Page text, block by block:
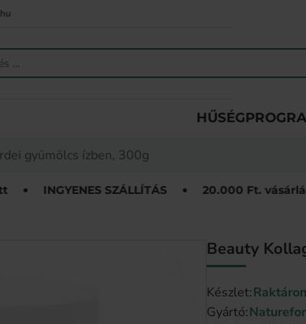
gyümölcs ízben, 300g
SZÁLLÍTÁS 20.000 Ft. vásárlás fölött
Beauty
Készlet:Raktáron
Gyártó: